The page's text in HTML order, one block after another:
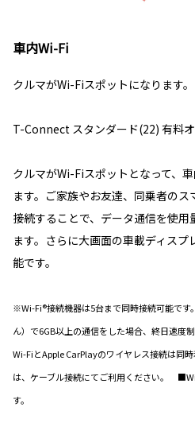
車内Wi-Fi
クルマがWi-Fiスポットになります。
T-Connect スタンダード(22) 有料
クルマがWi-Fiスポットとなって、
ます。ご家族やお友達、同乗者の
接続することで、データ通信を使
ます。さらに大画面の車載ディス
能です。
※Wi-Fi®接続機器は5台まで同時接続可能で
ん）で6GB以上の通信をした場合、終日速
Wi-FiとApple CarPlayのワイヤレス接続は同
は、ケーブル接続にてご利用ください。
す。